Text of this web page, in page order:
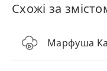
Схожі за
Марфуша